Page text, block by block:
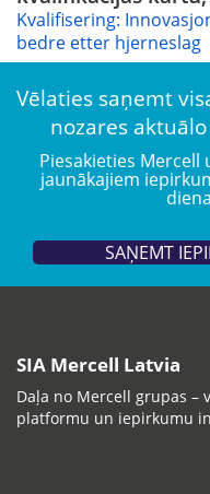
Kvalifisering:
bedre etter hjerneslag
Vēlaties saņemt
nozares
Piesakieties
jaunākajiem
SAŅEMT
SIA Mercell Latvia
Daļa no Mercell grupas –
platformu un iepirkumu